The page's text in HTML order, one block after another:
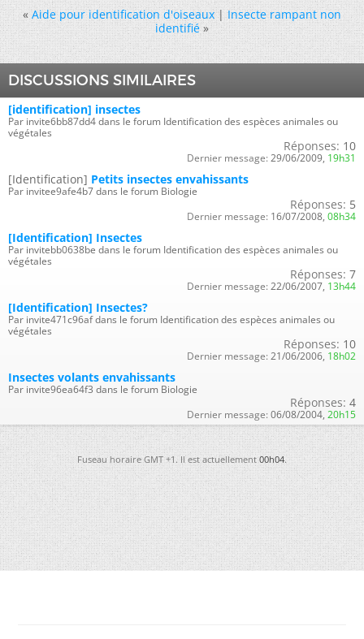
« Aide pour identification d'oiseaux|Insecte rampant non
identifié »
DISCUSSIONS SIMILAIRES
[identification] insectes
Par invite6bb87dd4 dans le forum Identification des espèces animales ou
végétales
Réponses: 10
Dernier message: 29/06/2009, 19h31
[Identification] Petits insectes envahissants
Par invitee9afe4b7 dans le forum Biologie
Réponses: 5
Dernier message: 16/07/2008, 08h34
[Identification] Insectes
Par invitebb0638be dans le forum Identification des espèces animales ou
végétales
Réponses: 7
Dernier message: 22/06/2007, 13h44
[Identification] Insectes?
Par invite471c96af dans le forum Identification des espèces animales ou
végétales
Réponses: 10
Dernier message: 21/06/2006, 18h02
Insectes volants envahissants
Par invite96ea64f3 dans le forum Biologie
Réponses: 4
Dernier message: 06/08/2004, 20h15
Fuseau horaire GMT +1. Il est actuellement00h04.